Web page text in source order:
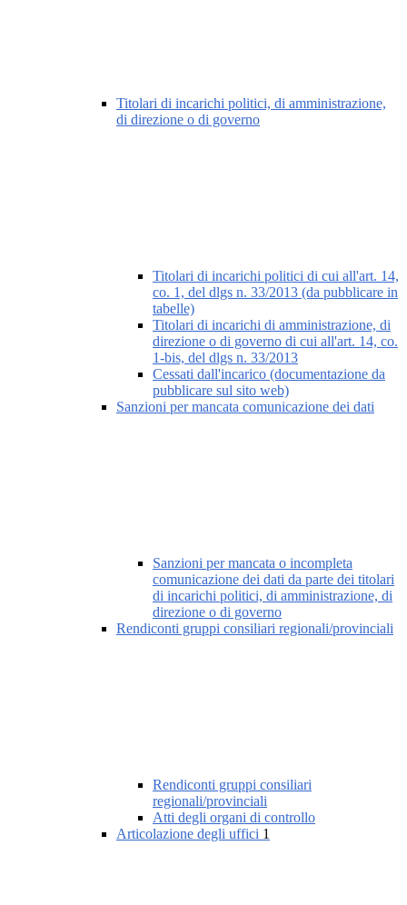
Titolari di incarichi politici, di amministrazione,
di direzione o di governo
Titolari di incarichi politici di cui all'art. 14,
co. 1, del dlgs n. 33/2013 (da pubblicare in
tabelle)
Titolari di incarichi di amministrazione, di
direzione o di governo di cui all'art. 14, co.
1-bis, del dlgs n. 33/2013
Cessati dall'incarico (documentazione da
pubblicare sul sito web)
Sanzioni per mancata comunicazione dei dati
Sanzioni per mancata o incompleta
comunicazione dei dati da parte dei titolari
di incarichi politici, di amministrazione, di
direzione o di governo
Rendiconti gruppi consiliari regionali/provinciali
Rendiconti gruppi consiliari
regionali/provinciali
Atti degli organi di controllo
Articolazione degli uffici 1